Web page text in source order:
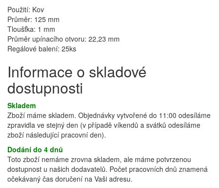
Použití: Kov
Průměr: 125 mm
Tloušťka: 1 mm
Průměr upínacího otvoru: 22,23 mm
Regálové balení: 25ks
Informace o skladové
dostupnosti
Skladem
Zboží máme skladem. Objednávky vytvořené do 11:00 odesíláme
zpravidla ve stejný den (v případě víkendů a svátků odesíláme
zboží následující pracovní den).
Dodání do 4 dnů
Toto zboží nemáme zrovna skladem, ale máme potvrzenou
dostupnost u našich dodavatelů. Počet pracovních dnů znamená
očekávaný čas doručení na Vaši adresu.